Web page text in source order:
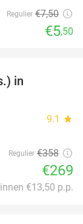
Regulier €7,50
€5,50
in
9.1 star
Regulier €358
€269
€13,50 p.p.